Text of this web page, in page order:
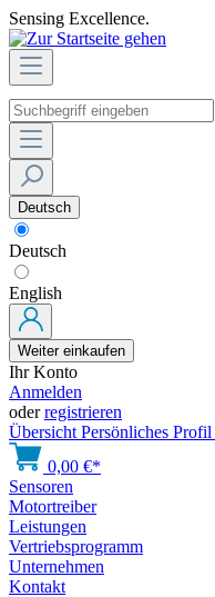
Sensing Excellence.
Deutsch
Deutsch
English
Weiter einkaufen
Ihr Konto
Anmelden
oderregistrieren
Übersicht Persönliches Profil
0,00 €*
Sensoren
Motortreiber
Leistungen
Vertriebsprogramm
Unternehmen
Kontakt